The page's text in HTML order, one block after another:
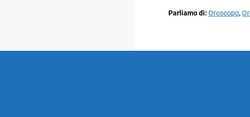
Parliamo di: Oroscopo,